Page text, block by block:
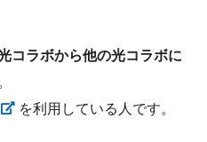
コラボから他の光コラボに
を利用している人です。